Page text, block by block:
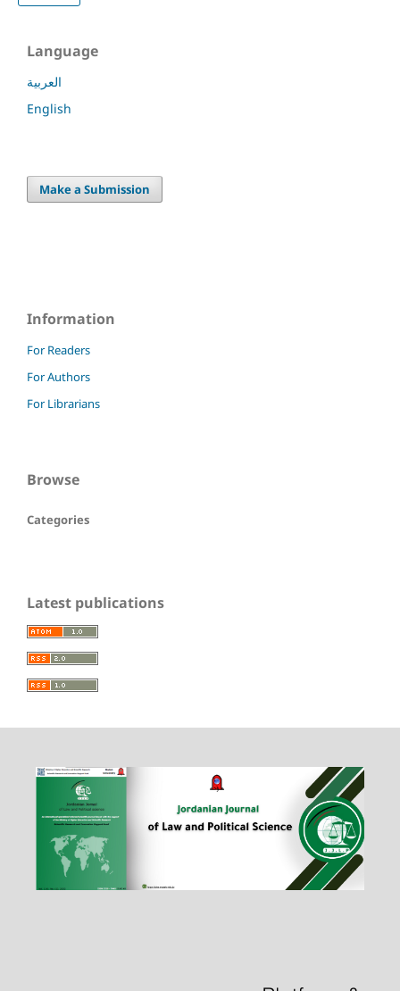
Language
العربية
English
Make a Submission
Information
For Readers
For Authors
For Librarians
Browse
Categories
Latest publications